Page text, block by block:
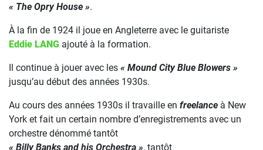
« The Opry House ».
À la fin de 1924 il joue en Angleterre avec le guitariste
Eddie LANG ajouté à la formation.
Il continue à jouer avec les « Mound City Blue Blowers »
jusqu’au début des années 1930s.
Au cours des années 1930s il travaille en freelance à New
York et fait un certain nombre d’enregistrements avec un
orchestre dénommé tantôt
« Billy Banks and his Orchestra », tantôt